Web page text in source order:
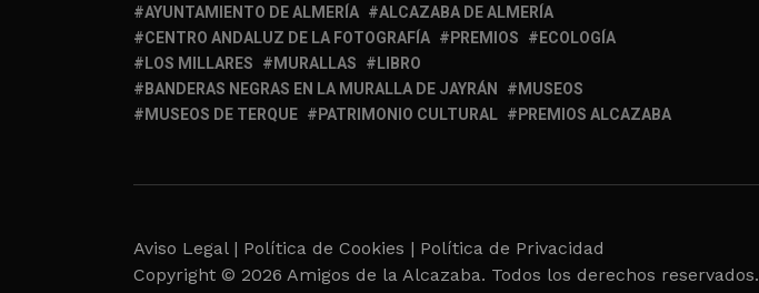
AYUNTAMIENTO DE ALMERÍA
ALCAZABA DE ALMERÍA
CENTRO ANDALUZ DE LA FOTOGRAFÍA
PREMIOS
ECOLOGÍA
LOS MILLARES
MURALLAS
LIBRO
BANDERAS NEGRAS EN LA MURALLA DE JAYRÁN
MUSEOS
MUSEOS DE TERQUE
PATRIMONIO CULTURAL PREMIOS ALCAZABA
Aviso Legal | Política de Cookies | Política de Privacidad
Copyright © 2026 Amigos de la Alcazaba. Todos los derechos reservados.